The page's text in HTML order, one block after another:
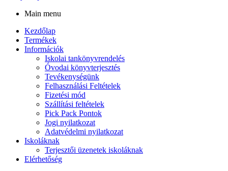
Main menu
Kezdőlap
Termékek
Információk
Iskolai tankönyvrendelés
Óvodai könyvterjesztés
Tevékenységünk
Felhasználási Feltételek
Fizetési mód
Szállítási feltételek
Pick Pack Pontok
Jogi nyilatkozat
Adatvédelmi nyilatkozat
Iskoláknak
Terjesztői üzenetek iskoláknak
Elérhetőség